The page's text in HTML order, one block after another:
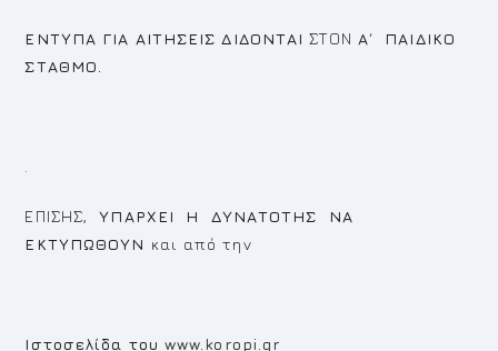
ΕΝΤΥΠΑ ΓΙΑ ΑΙΤΗΣΕΙΣ ΔΙΔΟΝΤΑΙΣΤΟΝ Α΄ ΠΑΙΔΙΚΟ
ΣΤΑΘΜΟ.
ΕΠΙΣΗΣ,
ΥΠΑΡΧΕΙ Η ΔΥΝΑΤΟΤΗΣ ΝΑ
ΕΚΤΥΠΩΘΟΥΝ και από την
Ιστοσελίδα του www.koropi.gr